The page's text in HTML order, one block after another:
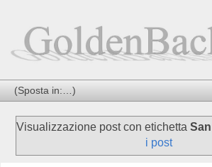
Visualizzazione post con etichetta
i post